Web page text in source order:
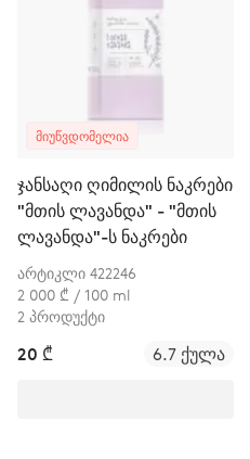
ᲛᲘᲣᲬᲕᲓᲝᲛᲔᲚᲘᲐ
ჯანსაღი ღიმილის ნაკრები
"მთის ლავანდა" - "მთის
ლავანდა"-ს ნაკრები
არტიკლი 422246
2 000 ₾ / 100 ml
2 პროდუქტი
20 ₾ 6.7 ქულა